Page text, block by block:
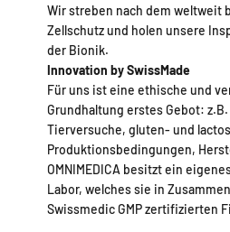
Wir streben nach dem weltweit
Zellschutz und holen unsere
der Bionik.
Innovation by SwissMade
Für uns ist eine ethische und
Grundhaltung erstes Gebot:
Tierversuche, gluten- und
Produktionsbedingungen,
OMNIMEDICA besitzt ein
Labor, welches sie in
Swissmedic GMP zertifizierten